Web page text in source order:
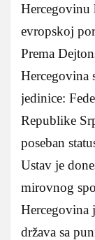
Hercegovinu
evropskoj
Prema
Hercegovina
jedinice:
Republike
poseban
Ustav je
mirovnog
Hercegovina
država sa